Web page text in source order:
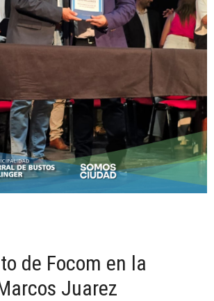
de Focom en la
Juarez